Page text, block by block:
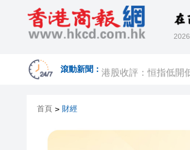
滾動新聞： 港股收評：恒指低開
盧寵茂到訪啟德醫院
首頁 > 財經